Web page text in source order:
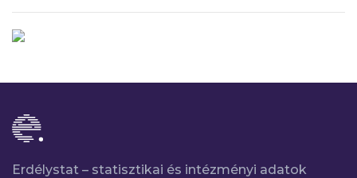
Erdélystat – statisztikai és intézményi adatok